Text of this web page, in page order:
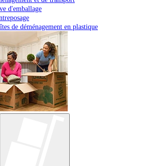
d'emballage
de déménagement en plastique